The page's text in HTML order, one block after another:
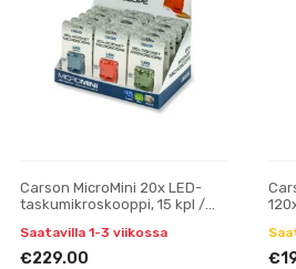
Carson MicroMini 20x LED-
taskumikroskooppi, 15 kpl /
Saatavilla 1-3 viikossa
€229.00